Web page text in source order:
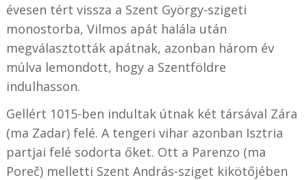
évesen tért vissza a Szent György-szigeti
monostorba, Vilmos apát halála után
megválasztották apátnak, azonban három év
múlva lemondott, hogy a Szentföldre
indulhasson.
Gellért 1015-ben indultak útnak két társával Zára
(ma Zadar) felé. A tengeri vihar azonban Isztria
partjai felé sodorta őket. Ott a Parenzo (ma
Poreč) melletti Szent András-sziget kikötőjében